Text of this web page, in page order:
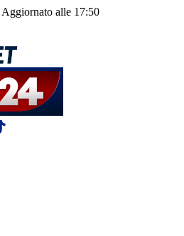
Aggiornato alle 17:50